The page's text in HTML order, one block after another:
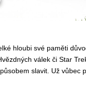
hloubi své paměti
válek či Star
slavit. Už